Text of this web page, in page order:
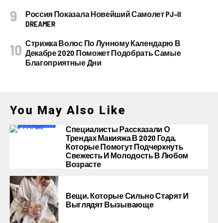
Россия Показала Новейший Самолет PJ–II
DREAMER
Стрижка Волос По Лунному Календарю В
Декабре 2020 Поможет Подобрать Самые
Благоприятные Дни
You May Also Like
Специалисты Рассказали О
Трендах Макияжа В 2020 Года,
Которые Помогут Подчеркнуть
Свежесть И Молодость В Любом
Возрасте
Вещи, Которые Сильно Старят И
Выглядят Вызывающе